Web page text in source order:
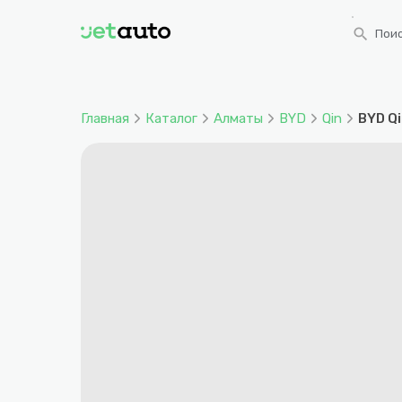
search
Главная Каталог Алматы BYD Qin BYD